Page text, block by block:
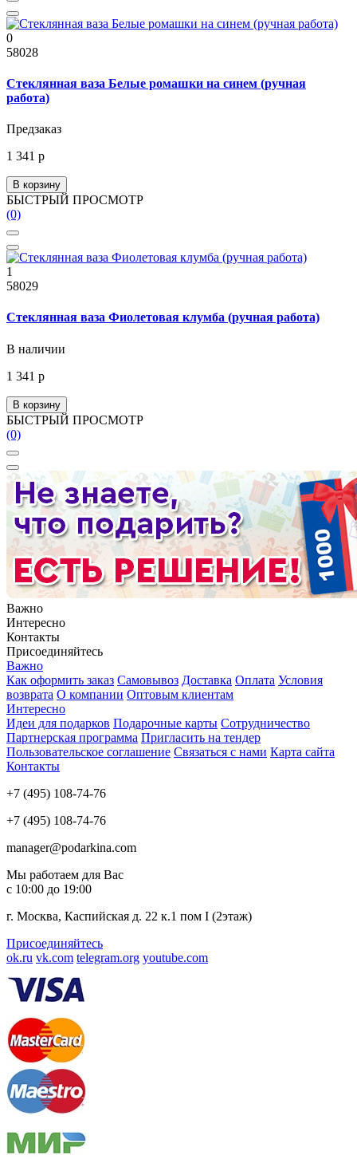
0
58028
Стеклянная ваза Белые ромашки на синем (ручная
работа)
Предзаказ
1 341 р
В корзину
БЫСТРЫЙ ПРОСМОТР
(0)
1
58029
Стеклянная ваза Фиолетовая клумба (ручная работа)
В наличии
1 341 р
В корзину
БЫСТРЫЙ ПРОСМОТР
(0)
Важно
Интересно
Контакты
Присоединяйтесь
Важно
Как оформить заказ Самовывоз Доставка Оплата Условия
возврата О компании Оптовым клиентам
Интересно
Идеи для подарков Подарочные карты Сотрудничество
Партнерская программа Пригласить на тендер
Пользовательское соглашение Связаться с нами Карта сайта
Контакты
+7 (495) 108-74-76
+7 (495) 108-74-76
manager@podarkina.com
Мы работаем для Вас
с 10:00 до 19:00
г. Москва, Каспийская д. 22 к.1 пом I (2этаж)
Присоединяйтесь
ok.ru vk.com telegram.org youtube.com